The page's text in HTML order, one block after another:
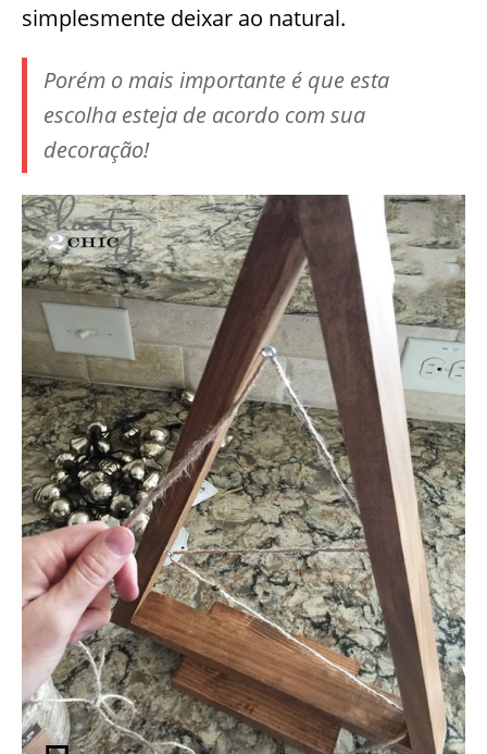
simplesmente deixar ao natural.
Porém o mais importante é que esta
escolha esteja de acordo com sua
decoração!